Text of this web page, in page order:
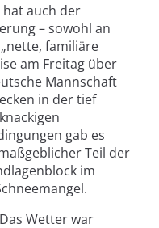
auch der
– sowohl an
familiäre
am Freitag über
Mannschaft
in der tief
gab es
Teil der
im
Wetter war